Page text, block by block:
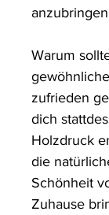
Warum
zufrieden
dich
Holzdruck
die
Schönheit
Zuhause